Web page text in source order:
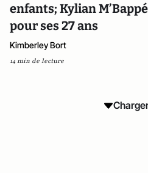
enfants; Kylian
pour ses 27 ans
Kimberley Bort
14 min de lecture